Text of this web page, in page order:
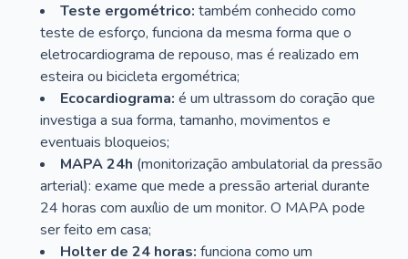
Teste ergométrico: também conhecido como
teste de esforço, funciona da mesma forma que o
eletrocardiograma de repouso, mas é realizado em
esteira ou bicicleta ergométrica;
Ecocardiograma: é um ultrassom do coração que
investiga a sua forma, tamanho, movimentos e
eventuais bloqueios;
MAPA 24h (monitorização ambulatorial da pressão
arterial): exame que mede a pressão arterial durante
24 horas com auxílio de um monitor. O MAPA pode
ser feito em casa;
Holter de 24 horas: funciona como um